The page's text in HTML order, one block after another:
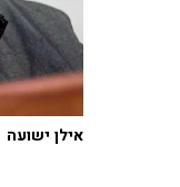
אילן ישועה